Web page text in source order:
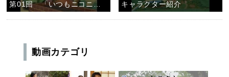
第01回 「いつもニコニコ」 キャラクター紹介
動画カテゴリ